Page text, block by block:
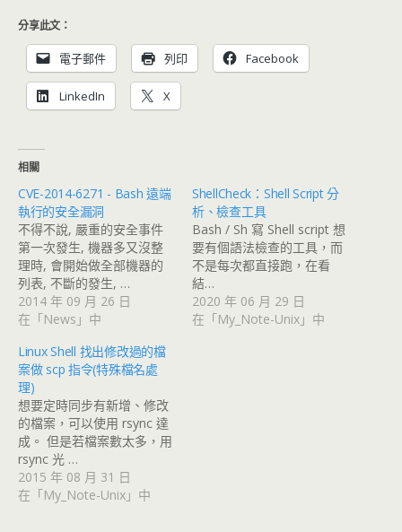
分享此文：
電子郵件 列印 Facebook
LinkedIn X
相關
CVE-2014-6271 - Bash 遠端
執行的安全漏洞
不得不說, 嚴重的安全事件
第一次發生, 機器多又沒整
理時, 會開始做全部機器的
列表, 不斷的發生, …
2014 年 09 月 26 日
在「News」中
ShellCheck：Shell Script 分
析、檢查工具
Bash / Sh 寫 Shell script 想
要有個語法檢查的工具，而
不是每次都直接跑，在看
結…
2020 年 06 月 29 日
在「My_Note-Unix」中
Linux Shell 找出修改過的檔
案做 scp 指令(特殊檔名處
理)
想要定時同步有新增、修改
的檔案，可以使用 rsync 達
成。 但是若檔案數太多，用
rsync 光 …
2015 年 08 月 31 日
在「My_Note-Unix」中